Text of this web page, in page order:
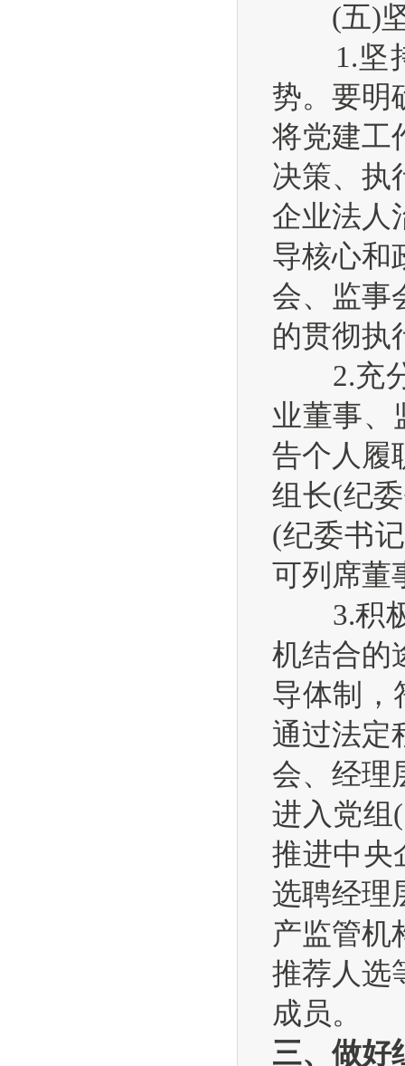
(五)坚
1.坚持
势。要明
将党建工
决策、执
企业法人
导核心和
会、监事
的贯彻执
2.充分
业董事、
告个人履
组长(纪
(纪委书
可列席董
3.积极
机结合的
导体制，
通过法定
会、经理
进入党组
推进中央
选聘经理
产监管机
推荐人选
成员。
三、做好